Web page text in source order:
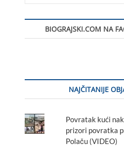
BIOGRAJSKI.COM NA
NAJČITANIJE
Povratak kući
prizori povratka
Polaču (VIDEO)